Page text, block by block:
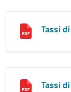
Tassi
Tassi